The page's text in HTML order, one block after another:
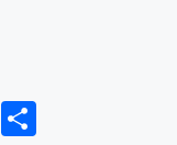
Viber